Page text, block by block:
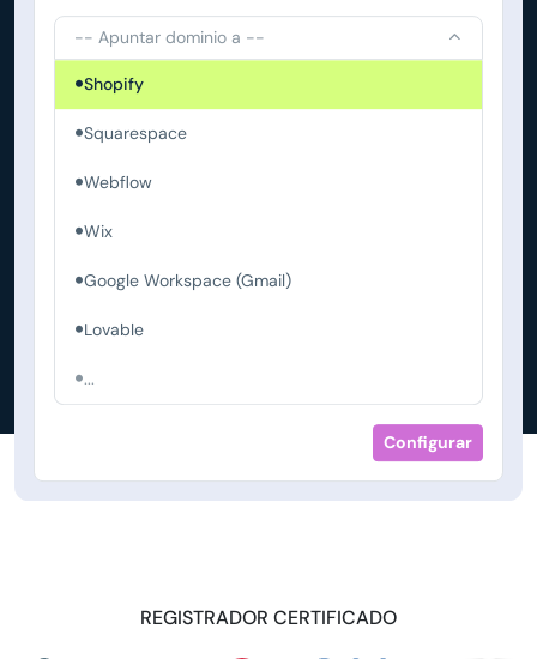
-- Apuntar dominio a --
Shopify
Squarespace
Webflow
Wix
Google Workspace (Gmail)
Lovable
...
Configurar
REGISTRADOR CERTIFICADO